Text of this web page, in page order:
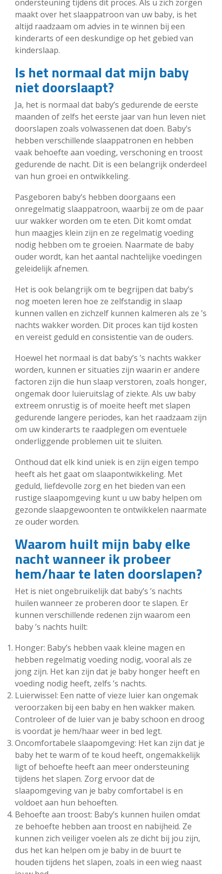
ondersteuning tijdens dit proces. Als u zich zorgen
maakt over het slaappatroon van uw baby, is het
altijd raadzaam om advies in te winnen bij een
kinderarts of een deskundige op het gebied van
kinderslaap.
Is het normaal dat mijn baby
niet doorslaapt?
Ja, het is normaal dat baby’s gedurende de eerste
maanden of zelfs het eerste jaar van hun leven niet
doorslapen zoals volwassenen dat doen. Baby’s
hebben verschillende slaappatronen en hebben
vaak behoefte aan voeding, verschoning en troost
gedurende de nacht. Dit is een belangrijk onderdeel
van hun groei en ontwikkeling.
Pasgeboren baby’s hebben doorgaans een
onregelmatig slaappatroon, waarbij ze om de paar
uur wakker worden om te eten. Dit komt omdat
hun maagjes klein zijn en ze regelmatig voeding
nodig hebben om te groeien. Naarmate de baby
ouder wordt, kan het aantal nachtelijke voedingen
geleidelijk afnemen.
Het is ook belangrijk om te begrijpen dat baby’s
nog moeten leren hoe ze zelfstandig in slaap
kunnen vallen en zichzelf kunnen kalmeren als ze ’s
nachts wakker worden. Dit proces kan tijd kosten
en vereist geduld en consistentie van de ouders.
Hoewel het normaal is dat baby’s ’s nachts wakker
worden, kunnen er situaties zijn waarin er andere
factoren zijn die hun slaap verstoren, zoals honger,
ongemak door luieruitslag of ziekte. Als uw baby
extreem onrustig is of moeite heeft met slapen
gedurende langere periodes, kan het raadzaam zijn
om uw kinderarts te raadplegen om eventuele
onderliggende problemen uit te sluiten.
Onthoud dat elk kind uniek is en zijn eigen tempo
heeft als het gaat om slaapontwikkeling. Met
geduld, liefdevolle zorg en het bieden van een
rustige slaapomgeving kunt u uw baby helpen om
gezonde slaapgewoonten te ontwikkelen naarmate
ze ouder worden.
Waarom huilt mijn baby elke
nacht wanneer ik probeer
hem/haar te laten doorslapen?
Het is niet ongebruikelijk dat baby’s ’s nachts
huilen wanneer ze proberen door te slapen. Er
kunnen verschillende redenen zijn waarom een
baby ’s nachts huilt:
Honger: Baby’s hebben vaak kleine magen en
hebben regelmatig voeding nodig, vooral als ze
jong zijn. Het kan zijn dat je baby honger heeft en
voeding nodig heeft, zelfs ’s nachts.
Luierwissel: Een natte of vieze luier kan ongemak
veroorzaken bij een baby en hen wakker maken.
Controleer of de luier van je baby schoon en droog
is voordat je hem/haar weer in bed legt.
Oncomfortabele slaapomgeving: Het kan zijn dat je
baby het te warm of te koud heeft, ongemakkelijk
ligt of behoefte heeft aan meer ondersteuning
tijdens het slapen. Zorg ervoor dat de
slaapomgeving van je baby comfortabel is en
voldoet aan hun behoeften.
Behoefte aan troost: Baby’s kunnen huilen omdat
ze behoefte hebben aan troost en nabijheid. Ze
kunnen zich veiliger voelen als ze dicht bij jou zijn,
dus het kan helpen om je baby in de buurt te
houden tijdens het slapen, zoals in een wieg naast